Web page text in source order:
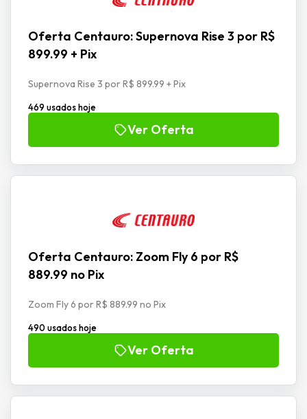
Oferta Centauro: Supernova Rise 3 por R$
899.99 + Pix
Supernova Rise 3 por R$ 899.99 + Pix
469 usados hoje
Ver Oferta
Oferta Centauro: Zoom Fly 6 por R$
889.99 no Pix
Zoom Fly 6 por R$ 889.99 no Pix
490 usados hoje
Ver Oferta